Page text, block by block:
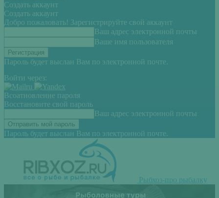
Создать аккаунт
Создать аккаунт
Добро пожаловать! Зарегистрируйте свой аккаунт
Ваш адрес электронной почты
Ваше имя пользователя
Пароль будет выслан Вам по электронной почте.
Войти через:
Всоатновление пароля
Восстановите свой пароль
Ваш адрес электронной почты
Пароль будет выслан Вам по электронной почте.
Рыбхоз-про рыбалку